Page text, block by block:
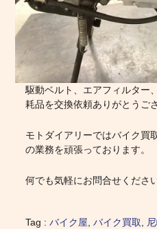
駆動ベルト、エアフィルター
耗品を交換依頼ありがとうご
モトダイアリーではバイク買
の業務を頑張っております。
何でも気軽にお問合せくださ
Tag :バイク屋 ,バイク買取